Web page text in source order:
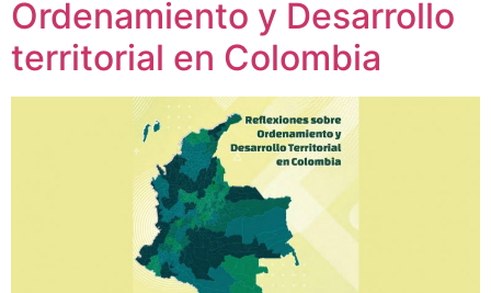
Ordenamiento y Desarrollo
territorial en Colombia